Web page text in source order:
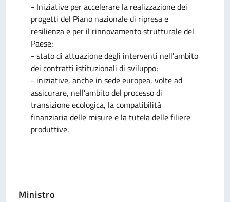
- Iniziative per accelerare la realizzazione dei
progetti del Piano nazionale di ripresa e
resilienza e per il rinnovamento strutturale del
Paese;
- stato di attuazione degli interventi nell'ambito
dei contratti istituzionali di sviluppo;
- iniziative, anche in sede europea, volte ad
assicurare, nell'ambito del processo di
transizione ecologica, la compatibilità
finanziaria delle misure e la tutela delle filiere
produttive.
Ministro